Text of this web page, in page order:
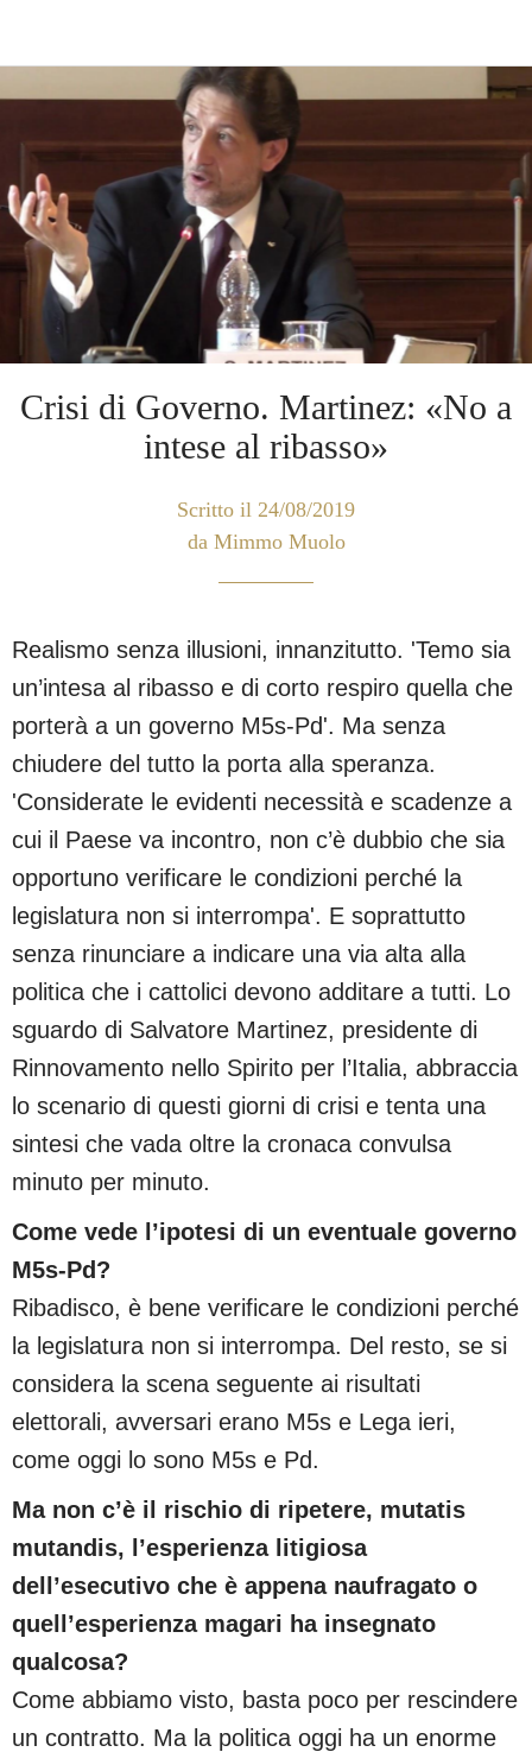
Crisi di Governo. Martinez: «No a
intese al ribasso»
Scritto il 24/08/2019
da Mimmo Muolo
Realismo senza illusioni, innanzitutto. 'Temo sia
un’intesa al ribasso e di corto respiro quella che
porterà a un governo M5s-Pd'. Ma senza
chiudere del tutto la porta alla speranza.
'Considerate le evidenti necessità e scadenze a
cui il Paese va incontro, non c’è dubbio che sia
opportuno verificare le condizioni perché la
legislatura non si interrompa'. E soprattutto
senza rinunciare a indicare una via alta alla
politica che i cattolici devono additare a tutti. Lo
sguardo di Salvatore Martinez, presidente di
Rinnovamento nello Spirito per l’Italia, abbraccia
lo scenario di questi giorni di crisi e tenta una
sintesi che vada oltre la cronaca convulsa
minuto per minuto.
Come vede l’ipotesi di un eventuale governo
M5s-Pd?
Ribadisco, è bene verificare le condizioni perché
la legislatura non si interrompa. Del resto, se si
considera la scena seguente ai risultati
elettorali, avversari erano M5s e Lega ieri,
come oggi lo sono M5s e Pd.
Ma non c’è il rischio di ripetere, mutatis
mutandis, l’esperienza litigiosa
dell’esecutivo che è appena naufragato o
quell’esperienza magari ha insegnato
qualcosa?
Come abbiamo visto, basta poco per rescindere
un contratto. Ma la politica oggi ha un enorme